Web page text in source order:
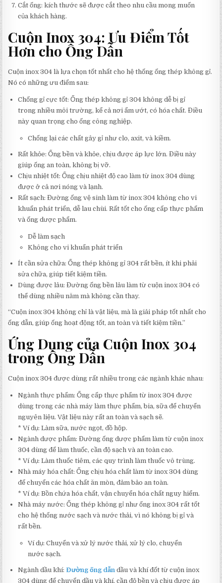
Cắt ống: kích thước sẽ được cắt theo nhu cầu mong muốn
của khách hàng.
Cuộn Inox 304: Ưu Điểm Tốt
Hơn cho Ống Dẫn
Cuộn inox 304 là lựa chọn tốt nhất cho hệ thống ống thép không gỉ.
Nó có những ưu điểm sau:
Chống gỉ cực tốt: Ống thép không gỉ 304 không dễ bị gỉ
trong nhiều môi trường, kể cả nơi ẩm ướt, có hóa chất. Điều
này quan trọng cho ống công nghiệp.
Chống lại các chất gây gỉ như clo, axit, và kiềm.
Rất khỏe: Ống bền và khỏe, chịu được áp lực lớn. Điều này
giúp ống an toàn, không bị vỡ.
Chịu nhiệt tốt: Ống chịu nhiệt độ cao làm từ inox 304 dùng
được ở cả nơi nóng và lạnh.
Rất sạch: Đường ống vệ sinh làm từ inox 304 không cho vi
khuẩn phát triển, dễ lau chùi. Rất tốt cho ống cấp thực phẩm
và ống dược phẩm.
Dễ làm sạch
Không cho vi khuẩn phát triển
Ít cần sửa chữa: Ống thép không gỉ 304 rất bền, ít khi phải
sửa chữa, giúp tiết kiệm tiền.
Dùng được lâu: Đường ống bền lâu làm từ cuộn inox 304 có
thể dùng nhiều năm mà không cần thay.
“Cuộn inox 304 không chỉ là vật liệu, mà là giải pháp tốt nhất cho
ống dẫn, giúp ống hoạt động tốt, an toàn và tiết kiệm tiền.”
Ứng Dụng của Cuộn Inox 304
trong Ống Dẫn
Cuộn inox 304 được dùng rất nhiều trong các ngành khác nhau:
Ngành thực phẩm: Ống cấp thực phẩm từ inox 304 được
dùng trong các nhà máy làm thực phẩm, bia, sữa để chuyển
nguyên liệu. Vật liệu này rất an toàn và sạch sẽ.
* Ví dụ: Làm sữa, nước ngọt, đồ hộp.
Ngành dược phẩm: Đường ống dược phẩm làm từ cuộn inox
304 dùng để làm thuốc, cần độ sạch và an toàn cao.
* Ví dụ: Làm thuốc tiêm, các quy trình làm thuốc vô trùng.
Nhà máy hóa chất: Ống chịu hóa chất làm từ inox 304 dùng
để chuyển các hóa chất ăn mòn, đảm bảo an toàn.
* Ví dụ: Bồn chứa hóa chất, vận chuyển hóa chất nguy hiểm.
Nhà máy nước: Ống thép không gỉ như ống inox 304 rất tốt
cho hệ thống nước sạch và nước thải, vì nó không bị gỉ và
rất bền.
Ví dụ: Chuyển và xử lý nước thải, xử lý clo, chuyển
nước sạch.
Ngành dầu khí: Đường ống dẫn dầu và khí đốt từ cuộn inox
304 dùng để chuyển dầu và khí, cần độ bền và chịu được áp